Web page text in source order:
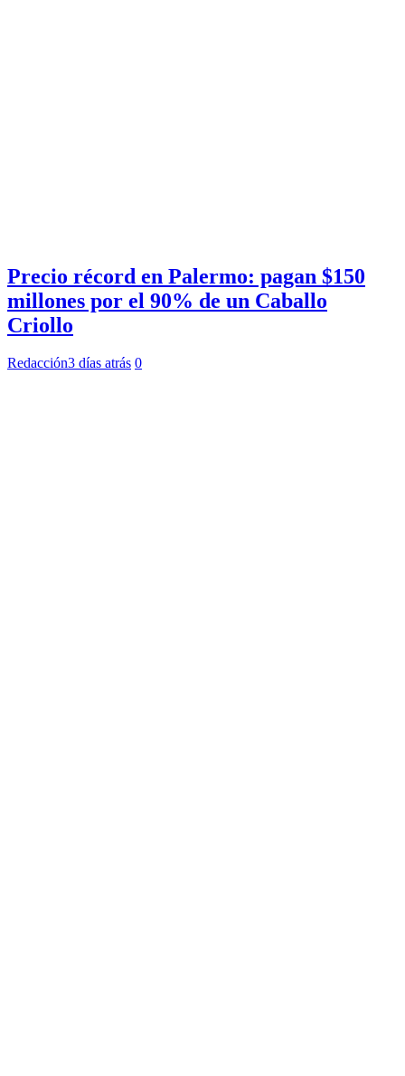
Precio récord en Palermo: pagan $150
millones por el 90% de un Caballo
Criollo
Redacción3 días atrás 0